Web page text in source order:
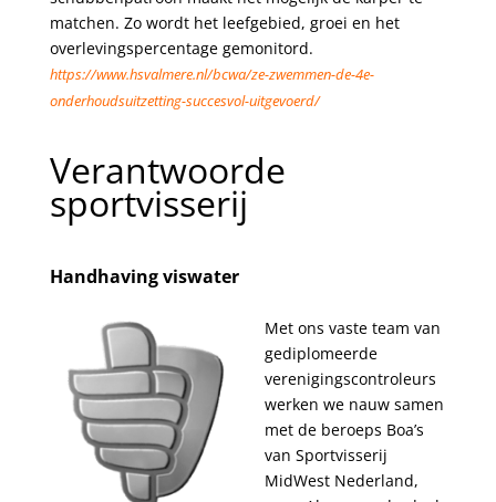
matchen. Zo wordt het leefgebied, groei en het
overlevingspercentage gemonitord.
https://www.hsvalmere.nl/bcwa/ze-zwemmen-de-4e-
onderhoudsuitzetting-succesvol-uitgevoerd/
Verantwoorde
sportvisserij
Handhaving viswater
Met ons vaste team van
gediplomeerde
verenigingscontroleurs
werken we nauw samen
met de beroeps Boa’s
van Sportvisserij
MidWest Nederland,